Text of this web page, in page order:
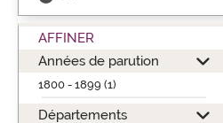
AFFINER
Années de parution
1800 - 1899 (1)
Départements